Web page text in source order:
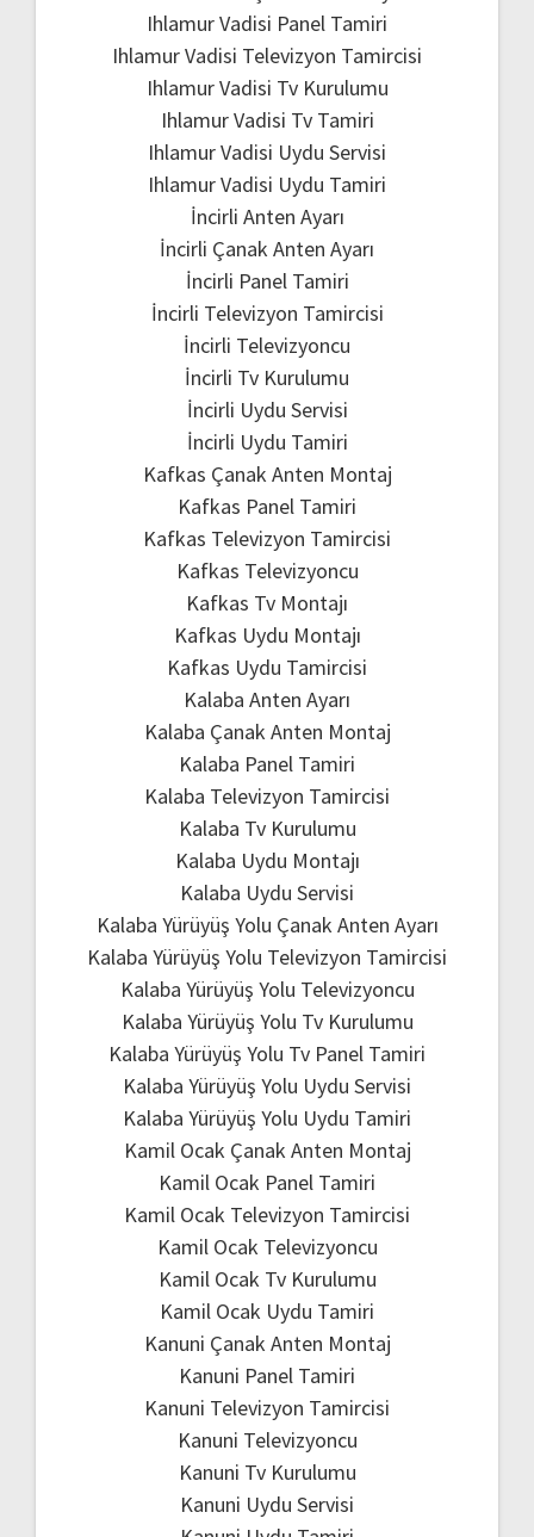
Ihlamur Vadisi Panel Tamiri
Ihlamur Vadisi Televizyon Tamircisi
Ihlamur Vadisi Tv Kurulumu
Ihlamur Vadisi Tv Tamiri
Ihlamur Vadisi Uydu Servisi
Ihlamur Vadisi Uydu Tamiri
İncirli Anten Ayarı
İncirli Çanak Anten Ayarı
İncirli Panel Tamiri
İncirli Televizyon Tamircisi
İncirli Televizyoncu
İncirli Tv Kurulumu
İncirli Uydu Servisi
İncirli Uydu Tamiri
Kafkas Çanak Anten Montaj
Kafkas Panel Tamiri
Kafkas Televizyon Tamircisi
Kafkas Televizyoncu
Kafkas Tv Montajı
Kafkas Uydu Montajı
Kafkas Uydu Tamircisi
Kalaba Anten Ayarı
Kalaba Çanak Anten Montaj
Kalaba Panel Tamiri
Kalaba Televizyon Tamircisi
Kalaba Tv Kurulumu
Kalaba Uydu Montajı
Kalaba Uydu Servisi
Kalaba Yürüyüş Yolu Çanak Anten Ayarı
Kalaba Yürüyüş Yolu Televizyon Tamircisi
Kalaba Yürüyüş Yolu Televizyoncu
Kalaba Yürüyüş Yolu Tv Kurulumu
Kalaba Yürüyüş Yolu Tv Panel Tamiri
Kalaba Yürüyüş Yolu Uydu Servisi
Kalaba Yürüyüş Yolu Uydu Tamiri
Kamil Ocak Çanak Anten Montaj
Kamil Ocak Panel Tamiri
Kamil Ocak Televizyon Tamircisi
Kamil Ocak Televizyoncu
Kamil Ocak Tv Kurulumu
Kamil Ocak Uydu Tamiri
Kanuni Çanak Anten Montaj
Kanuni Panel Tamiri
Kanuni Televizyon Tamircisi
Kanuni Televizyoncu
Kanuni Tv Kurulumu
Kanuni Uydu Servisi